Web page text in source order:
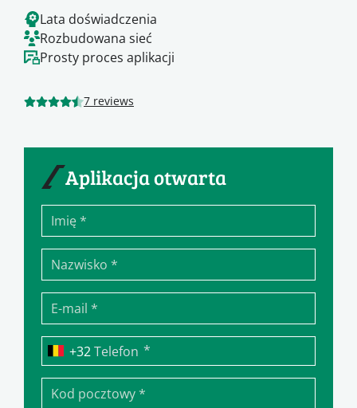
Aplikacja otwarta
Telefon *
Lata doświadczenia
Rozbudowana sieć
Prosty proces aplikacji
7 reviews